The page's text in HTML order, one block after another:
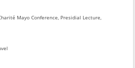
Mayo Conference, Presidial Lecture,